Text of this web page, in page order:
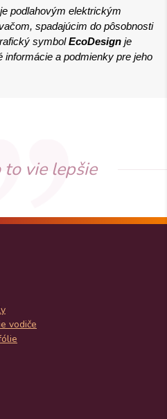
podlahovým elektrickým
spadajúcim do pôsobnosti
symbolEcoDesign je
a podmienky pre jeho
to vie lepšie
vodiče